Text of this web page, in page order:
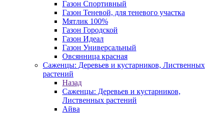
Газон Спортивный
Газон Теневой, для теневого участка
Мятлик 100%
Газон Городской
Газон Идеал
Газон Универсальный
Овсянница красная
Саженцы: Деревьев и кустарников, Лиственных
растений
Назад
Саженцы: Деревьев и кустарников,
Лиственных растений
Айва